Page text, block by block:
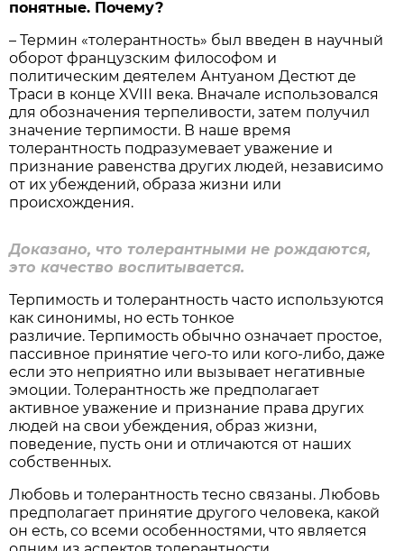
понятные. Почему?
– Термин «толерантность» был введен в научный
оборот французским философом и
политическим деятелем Антуаном Дестют де
Траси в конце XVIII века. Вначале использовался
для обозначения терпеливости, затем получил
значение терпимости. В наше время
толерантность подразумевает уважение и
признание равенства других людей, независимо
от их убеждений, образа жизни или
происхождения.
Доказано, что толерантными не рождаются,
это качество воспитывается.
Терпимость и толерантность часто используются
как синонимы, но есть тонкое
различие. Терпимость обычно означает простое,
пассивное принятие чего-то или кого-либо, даже
если это неприятно или вызывает негативные
эмоции. Толерантность же предполагает
активное уважение и признание права других
людей на свои убеждения, образ жизни,
поведение, пусть они и отличаются от наших
собственных.
Любовь и толерантность тесно связаны. Любовь
предполагает принятие другого человека, какой
он есть, со всеми особенностями, что является